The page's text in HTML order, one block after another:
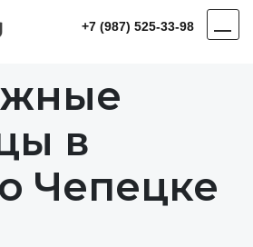
+7 (987) 525-33-98
в
Чепецке